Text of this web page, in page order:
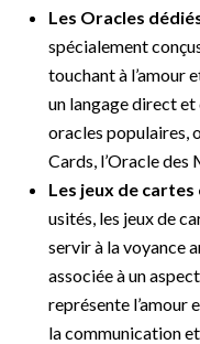
Les Oracles
spécialement
touchant à l’amour
un langage direct
oracles populaires,
Cards, l’Oracle des
Les jeux de cartes
usités, les jeux de
servir à la voyance
associée à un
représente l’amour
la communication